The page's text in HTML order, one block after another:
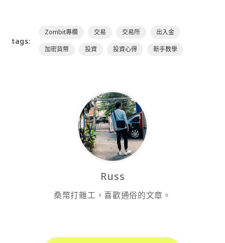
tags:
Zombit專欄 交易 交易所
出入金
加密貨幣
投資 投資心得 新手教學
Russ
桑幣打雜工，喜歡通俗的文章。